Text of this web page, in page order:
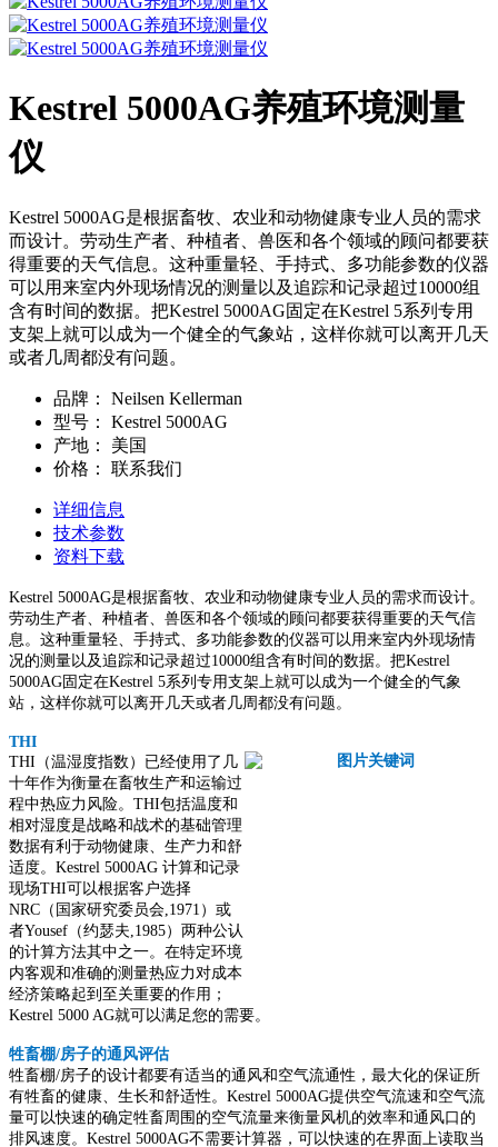
Kestrel 5000AG养殖环境测量
仪
Kestrel 5000AG是根据畜牧、农业和动物健康专业人员的需求
而设计。劳动生产者、种植者、兽医和各个领域的顾问都要获
得重要的天气信息。这种重量轻、手持式、多功能参数的仪器
可以用来室内外现场情况的测量以及追踪和记录超过10000组
含有时间的数据。把Kestrel 5000AG固定在Kestrel 5系列专用
支架上就可以成为一个健全的气象站，这样你就可以离开几天
或者几周都没有问题。
品牌：
Neilsen Kellerman
型号：
Kestrel 5000AG
产地：
美国
价格：
联系我们
详细信息
技术参数
资料下载
Kestrel 5000AG是根据畜牧、农业和动物健康专业人员的需求而设计。
劳动生产者、种植者、兽医和各个领域的顾问都要获得重要的天气信
息。这种重量轻、手持式、多功能参数的仪器可以用来室内外现场情
况的测量以及追踪和记录超过10000组含有时间的数据。把Kestrel
5000AG固定在Kestrel 5系列专用支架上就可以成为一个健全的气象
站，这样你就可以离开几天或者几周都没有问题。
THI
THI（温湿度指数）已经使用了几
十年作为衡量在畜牧生产和运输过
程中热应力风险。THI包括温度和
相对湿度是战略和战术的基础管理
数据有利于动物健康、生产力和舒
适度。Kestrel 5000AG 计算和记录
现场THI可以根据客户选择
NRC（国家研究委员会,1971）或
者Yousef（约瑟夫,1985）两种公认
的计算方法其中之一。在特定环境
内客观和准确的测量热应力对成本
经济策略起到至关重要的作用；
Kestrel 5000 AG就可以满足您的需要。
牲畜棚/房子的通风评估
牲畜棚/房子的设计都要有适当的通风和空气流通性，最大化的保证所
有牲畜的健康、生长和舒适性。Kestrel 5000AG提供空气流速和空气流
量可以快速的确定牲畜周围的空气流量来衡量风机的效率和通风口的
排风速度。Kestrel 5000AG不需要计算器，可以快速的在界面上读取当